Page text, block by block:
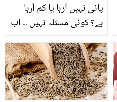
پانی نہیں آرہا یا کم آرہا
ہے؟ کوئی مسئلہ نہیں ۔۔ اب
رضائی دھو کر صاف کریں،
جانیں آسان سا طریقہ